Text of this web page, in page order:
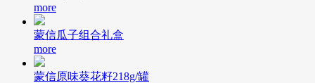
more
蒙信瓜子组合礼盒
more
蒙信原味葵花籽218g/罐